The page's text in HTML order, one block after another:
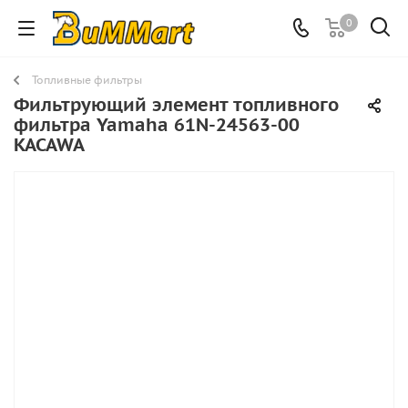
0
Топливные фильтры
Фильтрующий элемент топливного
фильтра Yamaha 61N-24563-00
KACAWA